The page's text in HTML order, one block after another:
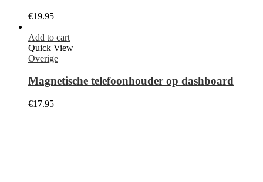
€19.95
Add to cart
Quick View
Overige
Magnetische telefoonhouder op dashboard
€17.95